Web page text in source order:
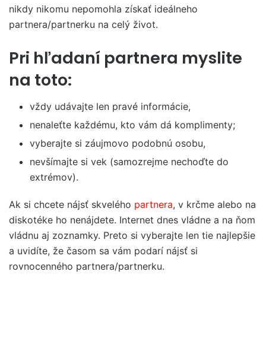
nikdy nikomu nepomohla získať ideálneho
partnera/partnerku na celý život.
Pri hľadaní partnera myslite
na toto:
vždy udávajte len pravé informácie,
nenaleťte každému, kto vám dá komplimenty;
vyberajte si záujmovo podobnú osobu,
nevšímajte si vek (samozrejme nechoďte do
extrémov).
Ak si chcete nájsť skvelého partnera, v krčme alebo na
diskotéke ho nenájdete. Internet dnes vládne a na ňom
vládnu aj zoznamky. Preto si vyberajte len tie najlepšie
a uvidíte, že časom sa vám podarí nájsť si
rovnocenného partnera/partnerku.